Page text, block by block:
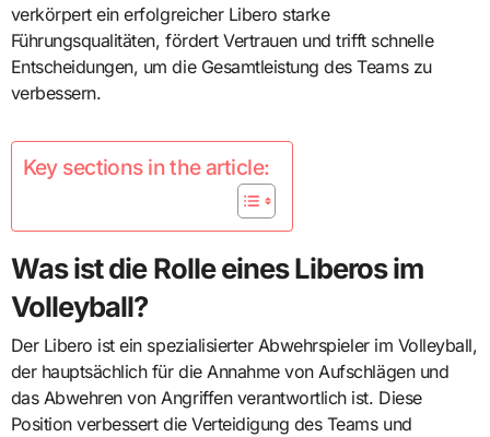
verkörpert ein erfolgreicher Libero starke
Führungsqualitäten, fördert Vertrauen und trifft schnelle
Entscheidungen, um die Gesamtleistung des Teams zu
verbessern.
Key sections in the article:
Was ist die Rolle eines Liberos im
Volleyball?
Der Libero ist ein spezialisierter Abwehrspieler im Volleyball,
der hauptsächlich für die Annahme von Aufschlägen und
das Abwehren von Angriffen verantwortlich ist. Diese
Position verbessert die Verteidigung des Teams und